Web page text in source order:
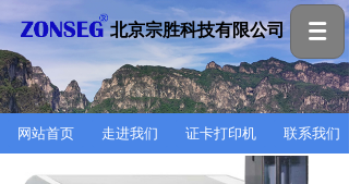
北京宗胜科技有限公司
网站首页 走进我们 证卡打印机 联系我们